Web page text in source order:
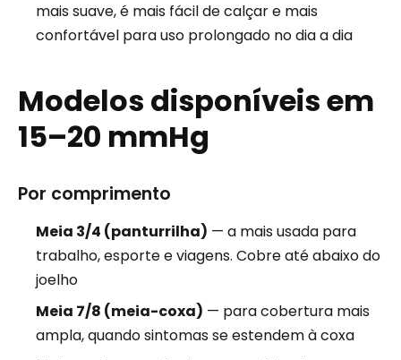
mais suave, é mais fácil de calçar e mais
confortável para uso prolongado no dia a dia
Modelos disponíveis em
15–20 mmHg
Por comprimento
Meia 3/4 (panturrilha) — a mais usada para
trabalho, esporte e viagens. Cobre até abaixo do
joelho
Meia 7/8 (meia-coxa) — para cobertura mais
ampla, quando sintomas se estendem à coxa